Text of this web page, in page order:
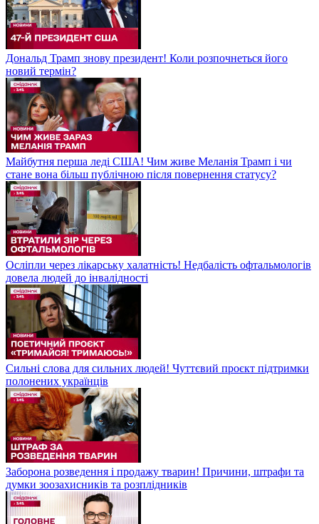
Дональд Трамп знову президент! Коли розпочнеться його
новий термін?
Майбутня перша леді США! Чим живе Меланія Трамп і чи
стане вона більш публічною після повернення статусу?
Осліпли через лікарську халатність! Недбалість офтальмологів
довела людей до інвалідності
Сильні слова для сильних людей! Чуттєвий проєкт підтримки
полонених українців
Заборона розведення і продажу тварин! Причини, штрафи та
думки зоозахисників та розплідників